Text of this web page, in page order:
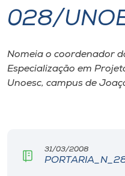
I.nova
Diplomados
028/
Nomeia o coordenador
Especialização em
Unoesc, campus de
31/03/2008